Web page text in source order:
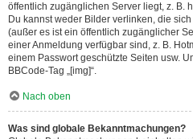
öffentlich zugänglichen Server liegt, z. B.
Du kannst weder Bilder verlinken, die
(außer es ist ein öffentlich zugänglicher
einer Anmeldung verfügbar sind, z. B.
einem Passwort geschützte Seiten usw.
BBCode-Tag „[img]“.
Nach oben
Was sind globale Bekanntmachungen?